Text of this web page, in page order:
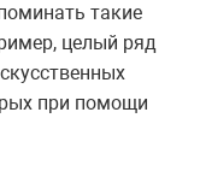
такие
целый ряд
при помощи